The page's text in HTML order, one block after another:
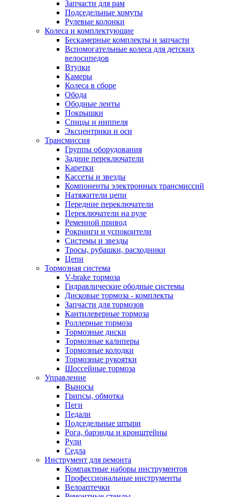
Запчасти для рам
Подседельные хомуты
Рулевые колонки
Колеса и комплектующие
Бескамерные комплекты и запчасти
Вспомогательные колеса для детских
велосипедов
Втулки
Камеры
Колеса в сборе
Обода
Ободные ленты
Покрышки
Спицы и ниппеля
Эксцентрики и оси
Трансмиссия
Группы оборудования
Задние переключатели
Каретки
Кассеты и звезды
Компоненты электронных трансмиссий
Натяжители цепи
Передние переключатели
Переключатели на руле
Ременной привод
Рокринги и успокоители
Системы и звезды
Тросы, рубашки, расходники
Цепи
Тормозная система
V-brake тормоза
Гидравлические ободные системы
Дисковые тормоза - комплекты
Запчасти для тормозов
Кантилеверные тормоза
Роллерные тормоза
Тормозные диски
Тормозные калиперы
Тормозные колодки
Тормозные рукоятки
Шоссейные тормоза
Управление
Выносы
Грипсы, обмотка
Пеги
Педали
Подседельные штыри
Рога, барэнды и кронштейны
Рули
Седла
Инструмент для ремонта
Компактные наборы инструментов
Профессиональные инструменты
Велоаптечки